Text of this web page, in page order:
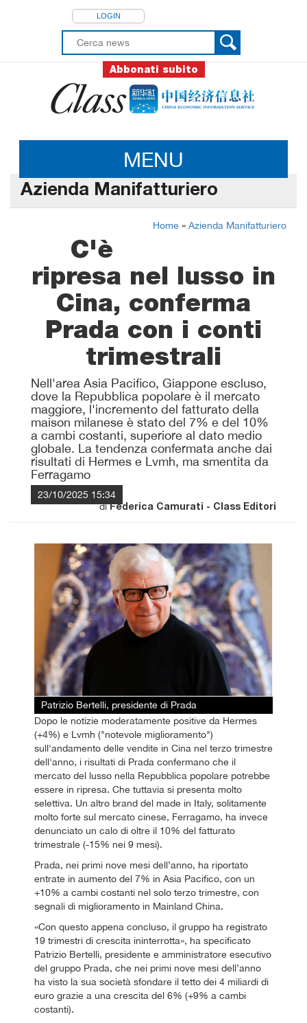
LOGIN
Abbonati subito
MENU
Azienda Manifatturiero
Home » Azienda Manifatturiero
C'è
ripresa nel lusso in
Cina, conferma
Prada con i conti
trimestrali
Nell'area Asia Pacifico, Giappone escluso,
dove la Repubblica popolare è il mercato
maggiore, l'incremento del fatturato della
maison milanese è stato del 7% e del 10%
a cambi costanti, superiore al dato medio
globale. La tendenza confermata anche dai
risultati di Hermes e Lvmh, ma smentita da
Ferragamo
23/10/2025 15:34
diFederica Camurati - Class Editori
Patrizio Bertelli, presidente di Prada
Dopo le notizie moderatamente positive da Hermes
(+4%) e Lvmh ("notevole miglioramento")
sull'andamento delle vendite in Cina nel terzo trimestre
dell'anno, i risultati di Prada confermano che il
mercato del lusso nella Repubblica popolare potrebbe
essere in ripresa. Che tuttavia si presenta molto
selettiva. Un altro brand del made in Italy, solitamente
molto forte sul mercato cinese, Ferragamo, ha invece
denunciato un calo di oltre il 10% del fatturato
trimestrale (-15% nei 9 mesi).
Prada, nei primi nove mesi dell’anno, ha riportato
entrate in aumento del 7% in Asia Pacifico, con un
+10% a cambi costanti nel solo terzo trimestre, con
segnali di miglioramento in Mainland China.
«Con questo appena concluso, il gruppo ha registrato
19 trimestri di crescita ininterrotta», ha specificato
Patrizio Bertelli, presidente e amministratore esecutivo
del gruppo Prada, che nei primi nove mesi dell’anno
ha visto la sua società sfondare il tetto dei 4 miliardi di
euro grazie a una crescita del 6% (+9% a cambi
costanti).